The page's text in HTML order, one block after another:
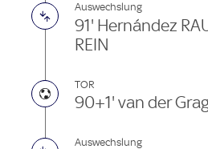
Auswechslung
91' Hernández
REIN
TOR
90+1' van der
Auswechslung